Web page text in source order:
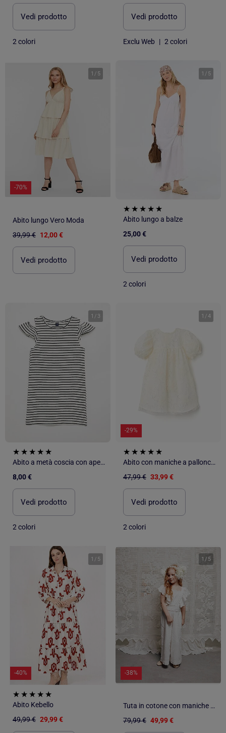
Vedi prodotto
2 colori
Vedi prodotto
Exclu Web | 2 colori
1 / 5
-70%
Abito lungo Vero Moda
39,99 € 12,00 €
Vedi prodotto
1 / 5
Abito lungo a balze
25,00 €
Vedi prodotto
2 colori
1 / 3
Abito a metà coscia con aperture sulle spalle
8,00 €
Vedi prodotto
2 colori
1 /4
-29%
Abito con maniche a palloncino e fiori 3D
47,99 € 33,99 €
Vedi prodotto
2 colori
1 / 5
-40%
Abito Kebello
49,99 € 29,99 €
1 / 5
-38%
Tuta in cotone con maniche arricciate e cintura
79,99 € 49,99 €